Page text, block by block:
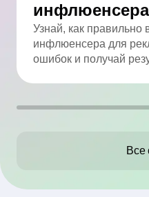
5 ошибок,
избежать
Узнай, как правильно
инфлюенсера для
ошибок и получай
Все